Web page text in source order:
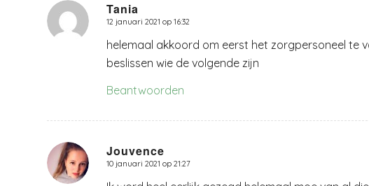
Tania
zegt:
12 januari 2021 op 16:32
helemaal akkoord om eerst het zorgpersoneel te
beslissen wie de volgende zijn
Beantwoorden
Jouvence
zegt:
10 januari 2021 op 21:27